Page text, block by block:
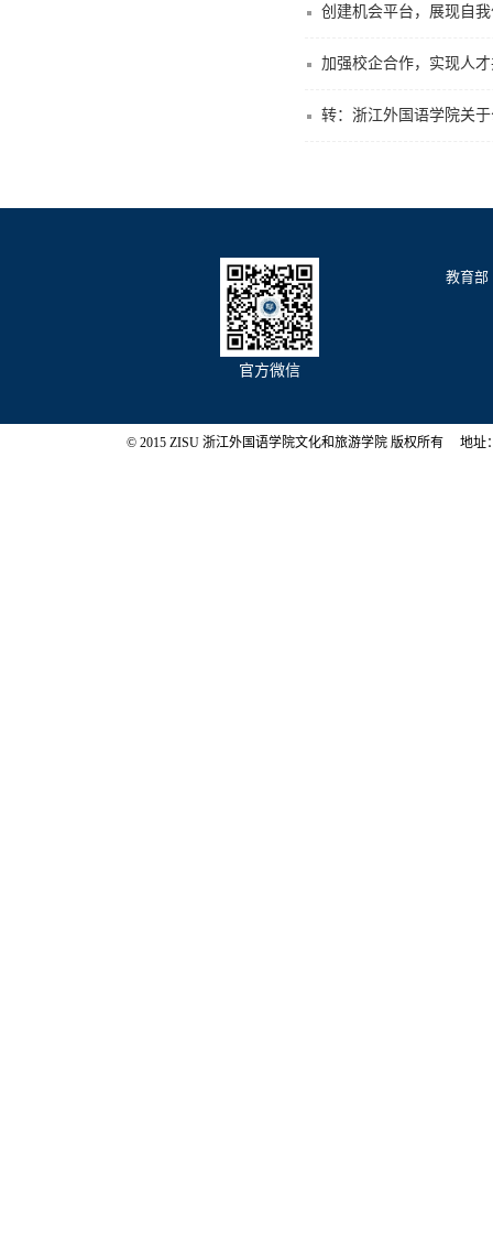
创建机会平台，展现自
加强校企合作，实现人
转：浙江外国语学院关
官方微信
教育部
© 2015 ZISU 浙江外国语学院文化和旅游学院 版权所有 地址